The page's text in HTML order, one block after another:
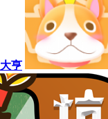
亨